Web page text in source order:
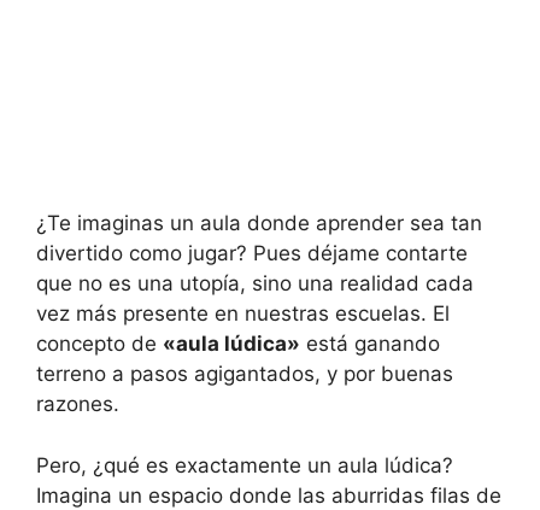
¿Te imaginas un aula donde aprender sea tan
divertido como jugar? Pues déjame contarte
que no es una utopía, sino una realidad cada
vez más presente en nuestras escuelas. El
concepto de «aula lúdica» está ganando
terreno a pasos agigantados, y por buenas
razones.
Pero, ¿qué es exactamente un aula lúdica?
Imagina un espacio donde las aburridas filas de